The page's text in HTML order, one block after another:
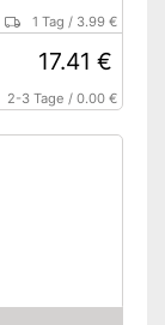
1 Tag / 3.99 €
17.41 €
2-3 Tage /0.00 €